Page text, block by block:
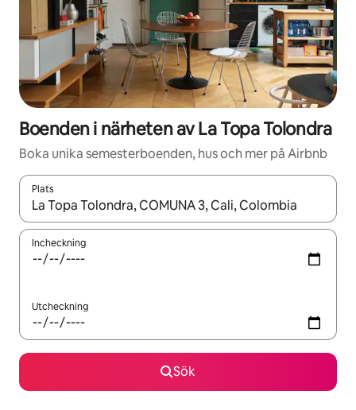
Boenden i närheten av La Topa Tolondra
Boka unika semesterboenden, hus och mer på Airbnb
Plats
När resultaten är tillgängliga kan du navigera med upp- och
Incheckning
Utcheckning
Sök